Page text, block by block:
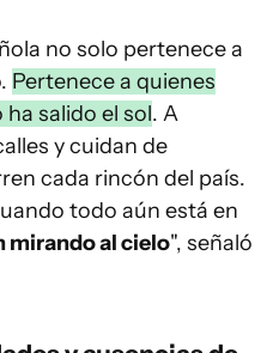
no solo pertenece a
Pertenece a quienes
salido el sol. A
y cuidan de
cada rincón del país.
todo aún está en
mirando al cielo", señaló